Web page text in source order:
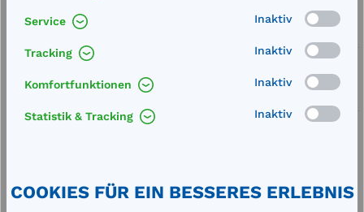
Lieferung frei Haus
Beschreibung
Service Inaktiv
Tracking Inaktiv
Komfortfunktionen Inaktiv
Statistik & Tracking Inaktiv
COOKIES FÜR EIN BESSERES ERLEBNIS